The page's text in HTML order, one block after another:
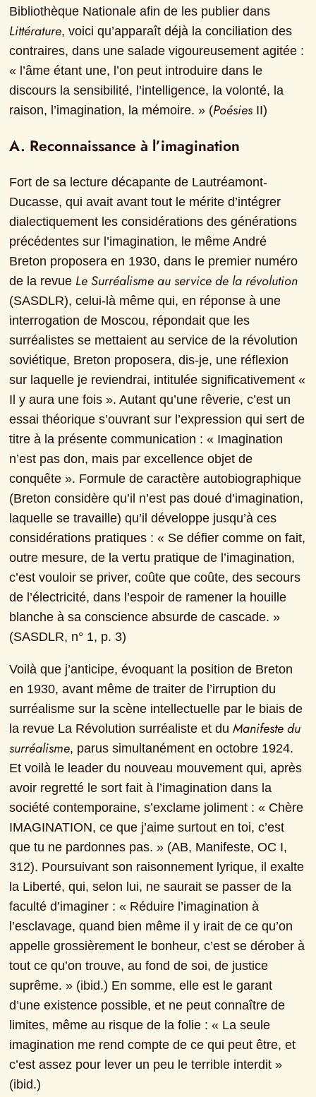
Littérature, voici qu’apparaît déjà la conciliation des
contraires, dans une salade vigoureusement agitée :
« l’âme étant une, l’on peut introduire dans le
discours la sensibilité, l’intelligence, la volonté, la
raison, l’imagination, la mémoire. » (Poésies II)
A. Reconnaissance à l’imagination
Fort de sa lecture décapante de Lautréamont-
Ducasse, qui avait avant tout le mérite d’intégrer
dialectiquement les considérations des générations
précédentes sur l’imagination, le même André
Breton proposera en 1930, dans le premier numéro
de la revue Le Surréalisme au service de la révolution
(SASDLR), celui-là même qui, en réponse à une
interrogation de Moscou, répondait que les
surréalistes se mettaient au service de la révolution
soviétique, Breton proposera, dis-je, une réflexion
sur laquelle je reviendrai, intitulée significativement «
Il y aura une fois ». Autant qu’une rêverie, c’est un
essai théorique s’ouvrant sur l’expression qui sert de
titre à la présente communication : « Imagination
n’est pas don, mais par excellence objet de
conquête ». Formule de caractère autobiographique
(Breton considère qu’il n’est pas doué d’imagination,
laquelle se travaille) qu’il développe jusqu’à ces
considérations pratiques : « Se défier comme on fait,
outre mesure, de la vertu pratique de l’imagination,
c’est vouloir se priver, coûte que coûte, des secours
de l’électricité, dans l’espoir de ramener la houille
blanche à sa conscience absurde de cascade. »
(SASDLR, n° 1, p. 3)
Voilà que j’anticipe, évoquant la position de Breton
en 1930, avant même de traiter de l’irruption du
surréalisme sur la scène intellectuelle par le biais de
la revue La Révolution surréaliste et du Manifeste du
surréalisme, parus simultanément en octobre 1924.
Et voilà le leader du nouveau mouvement qui, après
avoir regretté le sort fait à l’imagination dans la
société contemporaine, s’exclame joliment : « Chère
IMAGINATION, ce que j’aime surtout en toi, c’est
que tu ne pardonnes pas. » (AB, Manifeste, OC I,
312). Poursuivant son raisonnement lyrique, il exalte
la Liberté, qui, selon lui, ne saurait se passer de la
faculté d’imaginer : « Réduire l’imagination à
l’esclavage, quand bien même il y irait de ce qu’on
appelle grossièrement le bonheur, c’est se dérober à
tout ce qu’on trouve, au fond de soi, de justice
suprême. » (ibid.) En somme, elle est le garant
d’une existence possible, et ne peut connaître de
limites, même au risque de la folie : « La seule
imagination me rend compte de ce qui peut être, et
c’est assez pour lever un peu le terrible interdit »
(ibid.)